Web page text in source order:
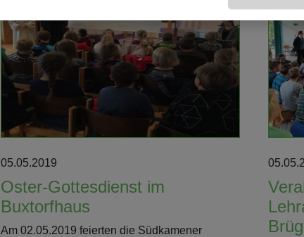
05.05.2019
Oster-Gottesdienst im
Buxtorfhaus
Am 02.05.2019 feierten die Südkamener
Weiterlesen